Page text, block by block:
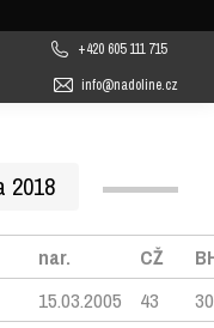
+420 605 111 715
info@nadoline.cz
2018
nar. CŽ
15.03.2005 43
30